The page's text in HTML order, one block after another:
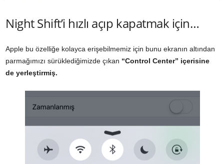
Night Shift’i hızlı açıp kapatmak için…
Apple bu özelliğe kolayca erişebilmemiz için bunu ekranın altından
parmağımızı sürüklediğimizde çıkan “Control Center” içerisine
de yerleştirmiş.